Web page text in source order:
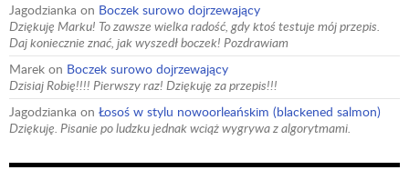
Jagodzianka on Boczek surowo dojrzewający
Dziękuję Marku! To zawsze wielka radość, gdy ktoś testuje mój przepis.
Daj koniecznie znać, jak wyszedł boczek! Pozdrawiam
Marek on Boczek surowo dojrzewający
Dzisiaj Robię!!!! Pierwszy raz! Dziękuję za przepis!!!
Jagodzianka on Łosoś w stylu nowoorleańskim (blackened salmon)
Dziękuję. Pisanie po ludzku jednak wciąż wygrywa z algorytmami.